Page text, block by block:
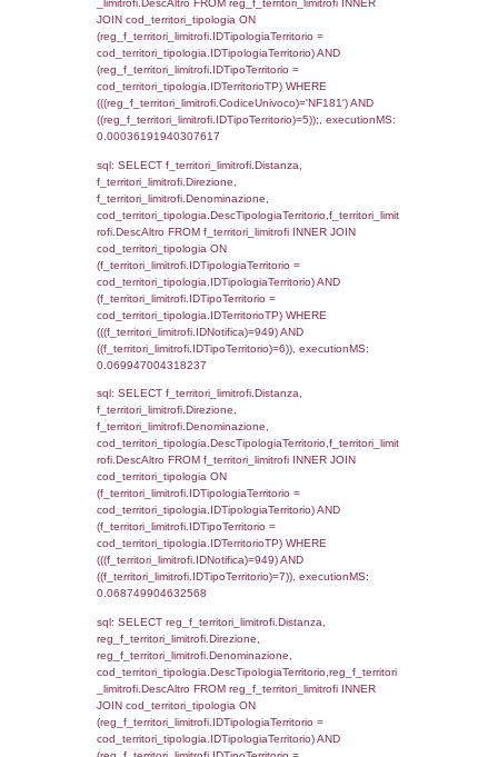
0.00043511390686035
sql: SELECT el_regioni.Regione,
el_comuni.Comune,
f_confini INNER JOIN ((el_comuni INNER
ON el_comuni.IstProvincia =
INNER JOIN el_regioni ON
el_regioni.IstRegione) ON
el_comuni.IstComune WHERE
(((f_confini.IDNotifica)=949));, executionMS:
0.00048398971557617
sql: SELECT
SEPARATOR '; ') AS DescAltro,
f_territori_limitrofi INNER JOIN
(f_territori_limitrofi.IDTipologiaTerritorio =
cod_territori_tipologia.IDTipologiaTerritorio
f_territori_limitrofi.IDTipoTerritorio =
cod_territori_tipologia.IDTerritorioTP )
((f_territori_limitrofi.IDNotifica) = 949 ) AND
cod_territori_tipologia.IDTerritorioTP = 1)
executionMS: 0.052289009094238
sql: SELECT f_territori_limitrofi.Distanza,
f_territori_limitrofi.Direzione,
f_territori_limitrofi.Denominazione,
f_territori_limitrofi.DescAltro,